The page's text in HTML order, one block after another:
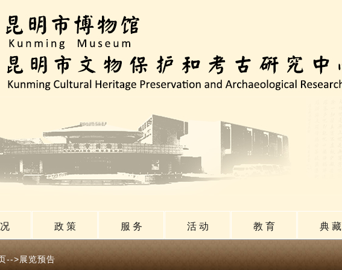
政 策 服 务 活 动 教 育 典 藏
-->展览预告